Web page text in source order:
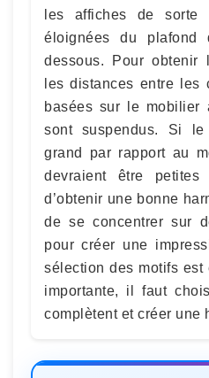
les affiches de sorte
éloignées du
dessous. Pour obtenir
les distances entre les
basées sur le mobilier
sont suspendus. Si
grand par rapport au
devraient être
d’obtenir une bonne
de se concentrer sur
pour créer une
sélection des motifs est
importante, il faut
complètent et créer une